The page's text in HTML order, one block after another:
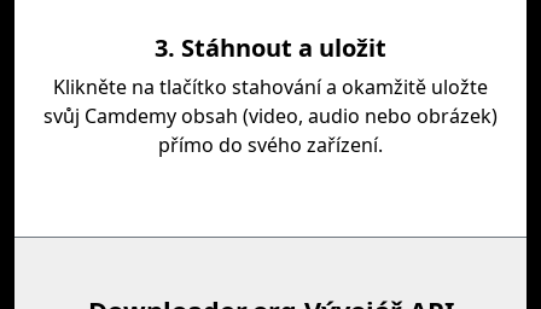
3. Stáhnout a uložit
Klikněte na tlačítko stahování a okamžitě uložte
svůj Camdemy obsah (video, audio nebo obrázek)
přímo do svého zařízení.